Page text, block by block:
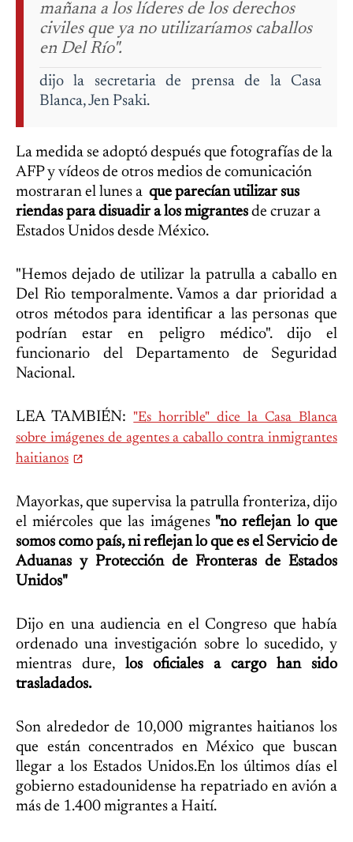
mañana a los líderes de los derechos
civiles que ya no utilizaríamos caballos
en Del Río".
dijo la secretaria de prensa de la Casa
Blanca, Jen Psaki.
La medida se adoptó después que fotografías de la
AFP y vídeos de otros medios de comunicación
mostraran el lunes a que parecían utilizar sus
riendas para disuadir a los migrantes de cruzar a
Estados Unidos desde México.
"Hemos dejado de utilizar la patrulla a caballo en
Del Rio temporalmente. Vamos a dar prioridad a
otros métodos para identificar a las personas que
podrían estar en peligro médico". dijo el
funcionario del Departamento de Seguridad
Nacional.
LEA TAMBIÉN: "Es horrible" dice la Casa Blanca
sobre imágenes de agentes a caballo contra inmigrantes
haitianos
Mayorkas, que supervisa la patrulla fronteriza, dijo
el miércoles que las imágenes"no reflejan lo que
somos como país, ni reflejan lo que es el Servicio de
Aduanas y Protección de Fronteras de Estados
Unidos"
Dijo en una audiencia en el Congreso que había
ordenado una investigación sobre lo sucedido, y
mientras dure, los oficiales a cargo han sido
trasladados.
Son alrededor de 10,000 migrantes haitianos los
que están concentrados en México que buscan
llegar a los Estados Unidos.En los últimos días el
gobierno estadounidense ha repatriado en avión a
más de 1.400 migrantes a Haití.